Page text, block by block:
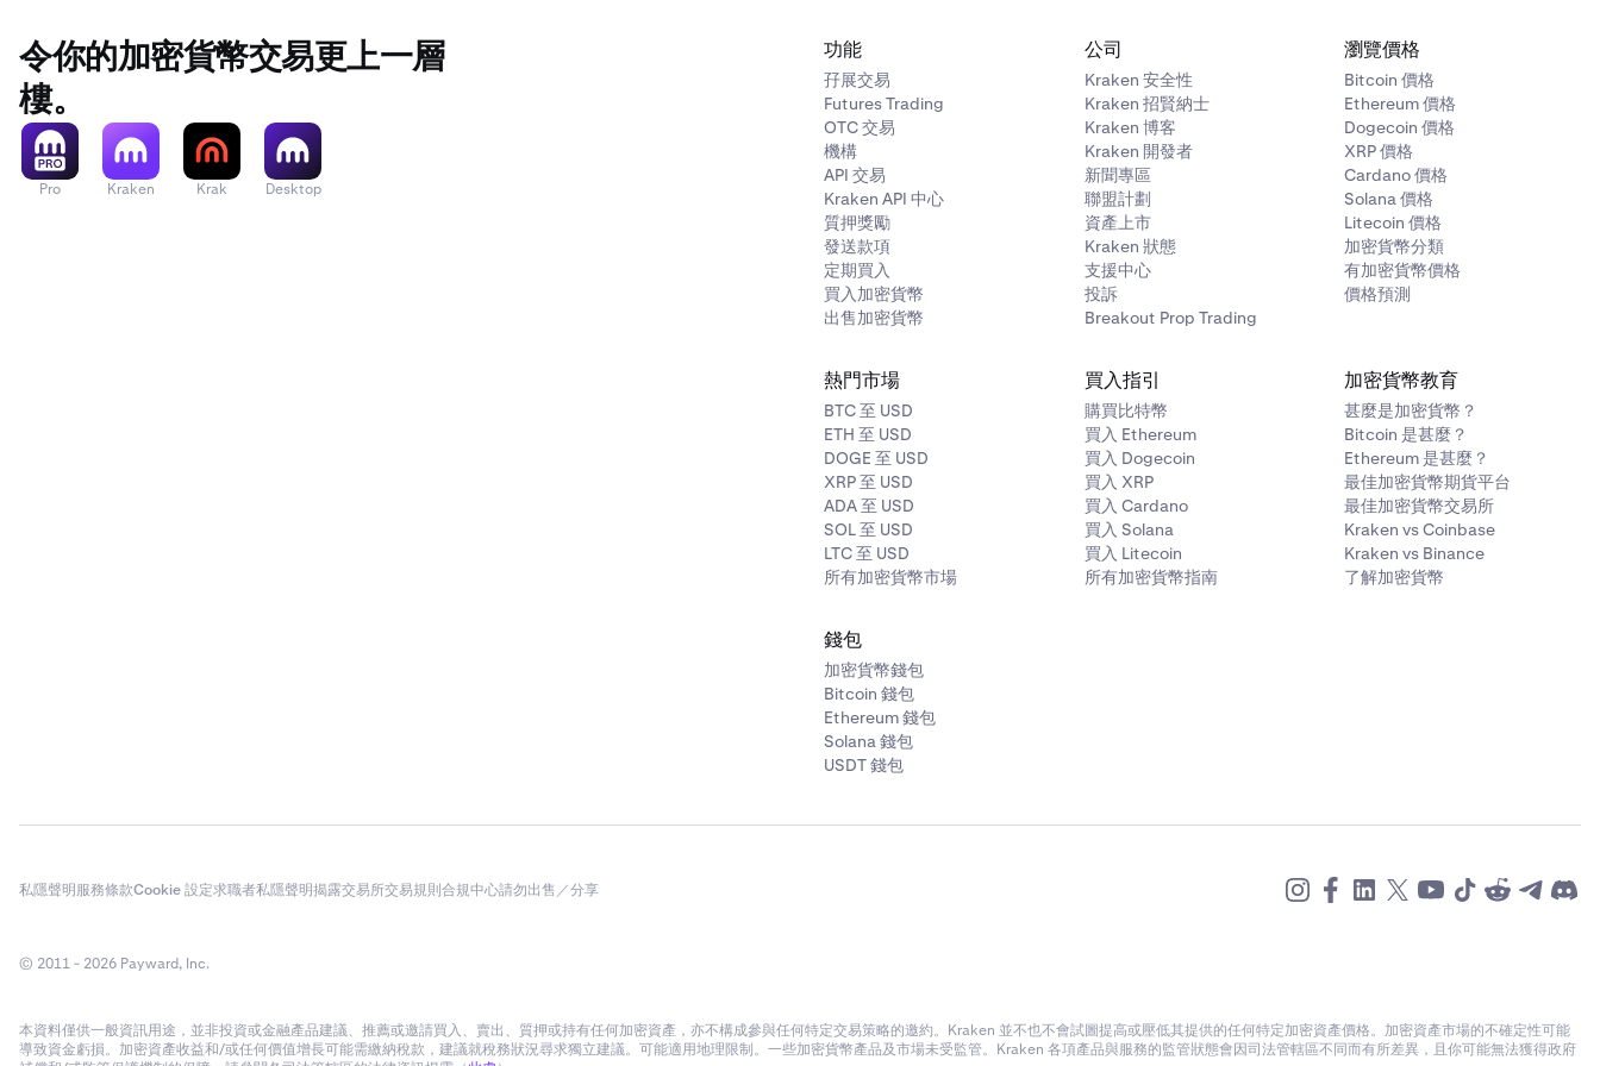
令你的加密貨幣交易更上一層
樓。
Pro Kraken Krak Desktop
功能
孖展交易
Futures Trading
OTC 交易
機構
API 交易
Kraken API 中心
質押獎勵
發送款項
定期買入
買入加密貨幣
出售加密貨幣
公司
Kraken 安全性
Kraken 招賢納士
Kraken 博客
Kraken 開發者
新聞專區
聯盟計劃
資產上市
Kraken 狀態
支援中心
投訴
Breakout Prop Trading
瀏覽價格
Bitcoin 價格
Ethereum 價格
Dogecoin 價格
XRP 價格
Cardano 價格
Solana 價格
Litecoin 價格
加密貨幣分類
有加密貨幣價格
價格預測
熱門市場
BTC 至 USD
ETH 至 USD
DOGE 至 USD
XRP 至 USD
ADA 至 USD
SOL 至 USD
LTC 至 USD
所有加密貨幣市場
買入指引
購買比特幣
買入 Ethereum
買入 Dogecoin
買入 XRP
買入 Cardano
買入 Solana
買入 Litecoin
所有加密貨幣指南
加密貨幣教育
甚麼是加密貨幣？
Bitcoin 是甚麼？
Ethereum 是甚麼？
最佳加密貨幣期貨平台
最佳加密貨幣交易所
Kraken vs Coinbase
Kraken vs Binance
了解加密貨幣
錢包
加密貨幣錢包
Bitcoin 錢包
Ethereum 錢包
Solana 錢包
USDT 錢包
私隱聲明服務條款Cookie 設定求職者私隱聲明揭露交易所交易規則合規中心請勿出售／分享
© 2011 - 2026 Payward, Inc.
本資料僅供一般資訊用途，並非投資或金融產品建議、推薦或邀請買入、賣出、質押或持有任何加密資產，亦不構成參與任何特定交易策略的邀約。Kraken 並不也不會試圖提高或壓低其提供的任何特定加密資產價格。加密資產市場的不確定性可能
導致資金虧損。加密資產收益和/或任何價值增長可能需繳納稅款，建議就稅務狀況尋求獨立建議。可能適用地理限制。一些加密貨幣產品及市場未受監管。Kraken 各項產品與服務的監管狀態會因司法管轄區不同而有所差異，且你可能無法獲得政府